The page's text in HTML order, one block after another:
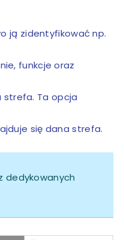
ją zidentyfikować np.
funkcje oraz
strefa. Ta opcja
się dana strefa.
dedykowanych